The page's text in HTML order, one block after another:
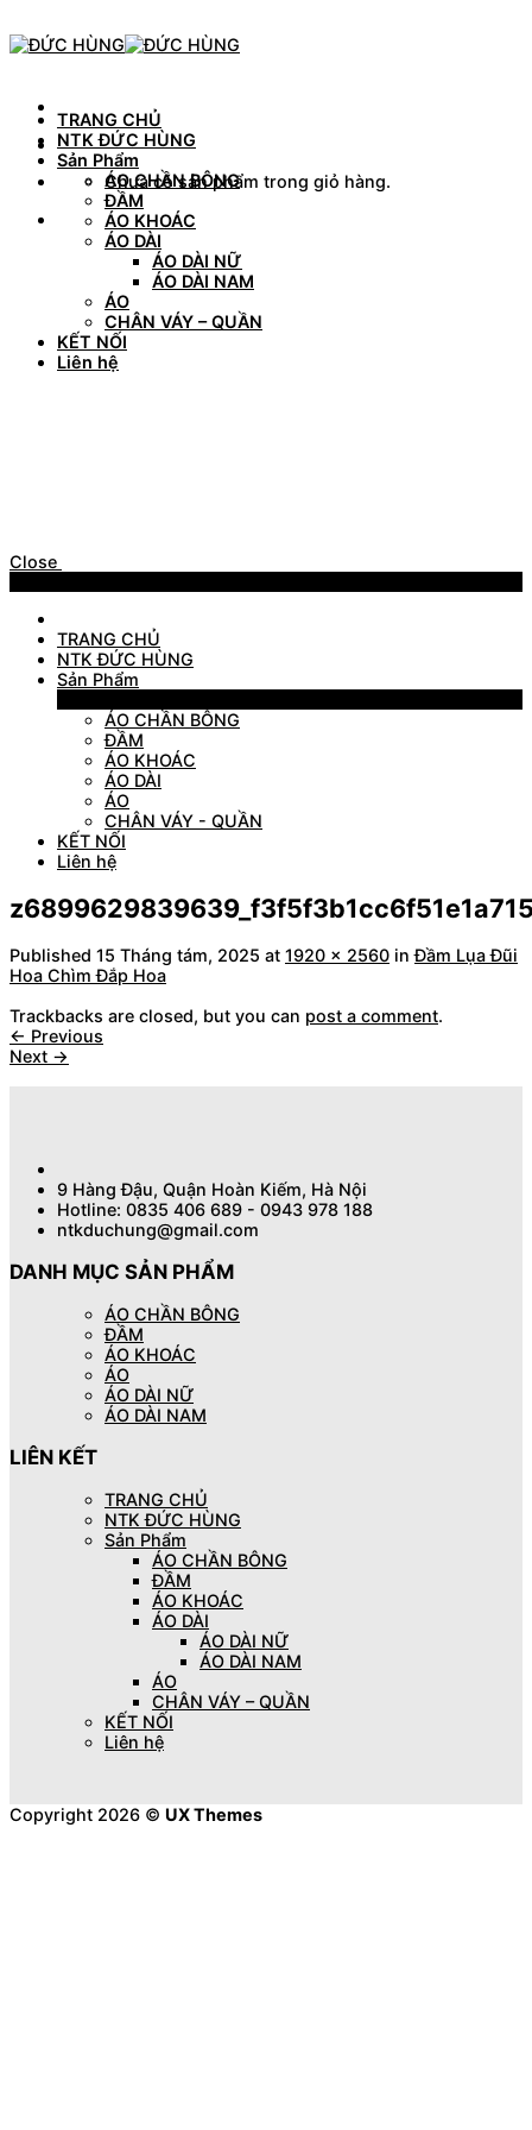
to
content
Chưa có sản phẩm trong giỏ hàng.
TRANG CHỦ
NTK ĐỨC HÙNG
Sản Phẩm
ÁO CHẦN BÔNG
ĐẦM
ÁO KHOÁC
ÁO DÀI
ÁO DÀI NỮ
ÁO DÀI NAM
ÁO
CHÂN VÁY – QUẦN
KẾT NỐI
Liên hệ
Close
TRANG CHỦ
NTK ĐỨC HÙNG
Sản Phẩm
ÁO CHẦN BÔNG
ĐẦM
ÁO KHOÁC
ÁO DÀI
ÁO
CHÂN VÁY - QUẦN
KẾT NỐI
Liên hệ
Published 15 Tháng tám, 2025 at 1920 × 2560 inĐầm Lụa Đũi
Hoa Chìm Đắp Hoa
Trackbacks are closed, but you can post a comment.
← Previous
Next →
9 Hàng Đậu, Quận Hoàn Kiếm, Hà Nội
Hotline: 0835 406 689 - 0943 978 188
ntkduchung@gmail.com
DANH MỤC SẢN PHẨM
ÁO CHẦN BÔNG
ĐẦM
ÁO KHOÁC
ÁO
ÁO DÀI NỮ
ÁO DÀI NAM
LIÊN KẾT
TRANG CHỦ
NTK ĐỨC HÙNG
Sản Phẩm
ÁO CHẦN BÔNG
ĐẦM
ÁO KHOÁC
ÁO DÀI
ÁO DÀI NỮ
ÁO DÀI NAM
ÁO
CHÂN VÁY – QUẦN
KẾT NỐI
Liên hệ
Copyright 2026 © UX Themes